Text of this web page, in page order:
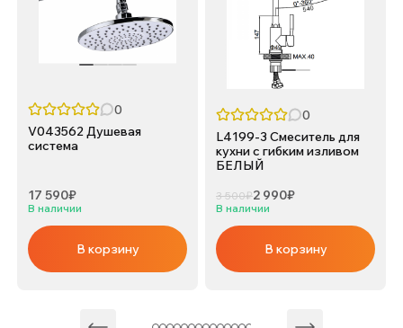
0
V043562 Душевая
система
17 590₽
В наличии
В корзину
0
L4199-3 Смеситель для
кухни с гибким изливом
БЕЛЫЙ
3 500₽2 990₽
В наличии
В корзину